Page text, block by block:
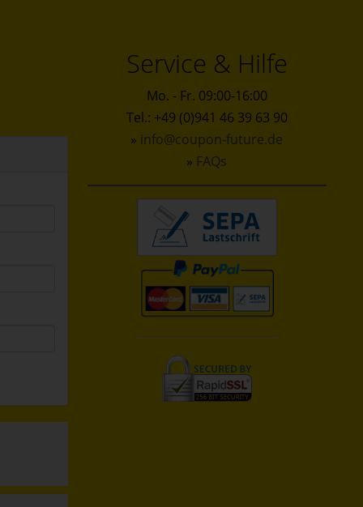
Service & Hilfe
Mo. - Fr. 09:00-16:00
Tel.: +49 (0)941 46 39 63 90
» info@coupon-future.de
» FAQs